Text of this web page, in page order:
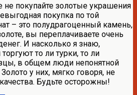
не покупайте золотые украшения
покупка по той
– это полудрагоценный камень,
вы переплачиваете очень
И насколько я знаю,
то ли турки, то ли
в общем люди непонятной
у них, мягко говоря, не
Будьте осторожны!